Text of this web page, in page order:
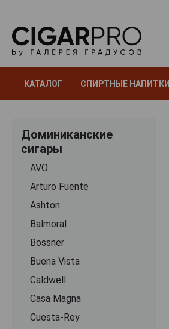
КАТАЛОГ СПИРТНЫЕ НАПИТКИ
Доминиканские
сигары
AVO
Arturo Fuente
Ashton
Balmoral
Bossner
Buena Vista
Caldwell
Casa Magna
Cuesta-Rey